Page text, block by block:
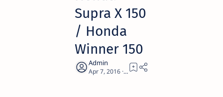
Supra X 150
/ Honda
Winner 150
0